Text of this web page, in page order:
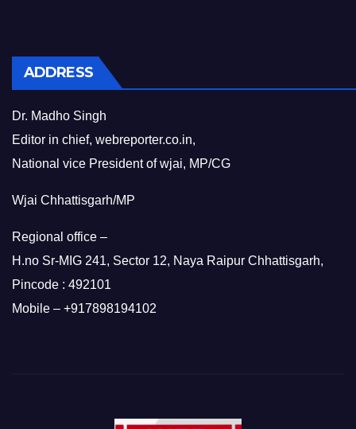
ADDRESS
Dr. Madho Singh
Editor in chief, webreporter.co.in,
National vice President of wjai, MP/CG
Wjai Chhattisgarh/MP
Regional office –
H.no Sr-MIG 241, Sector 12, Naya Raipur Chhattisgarh,
Pincode : 492101
Mobile – +917898194102